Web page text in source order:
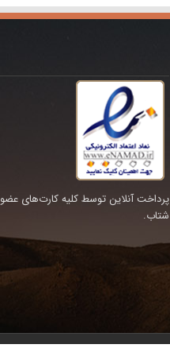
پرداخت آنلاین توسط کلیه کارت‌های عضو
شتاب.